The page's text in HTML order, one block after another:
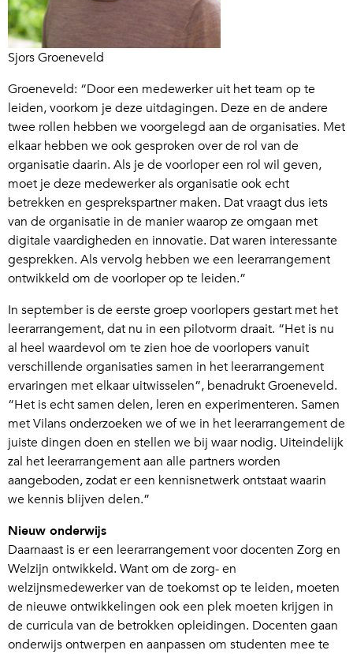
Sjors Groeneveld
Groeneveld: “Door een medewerker uit het team op te
leiden, voorkom je deze uitdagingen. Deze en de andere
twee rollen hebben we voorgelegd aan de organisaties. Met
elkaar hebben we ook gesproken over de rol van de
organisatie daarin. Als je de voorloper een rol wil geven,
moet je deze medewerker als organisatie ook echt
betrekken en gesprekspartner maken. Dat vraagt dus iets
van de organisatie in de manier waarop ze omgaan met
digitale vaardigheden en innovatie. Dat waren interessante
gesprekken. Als vervolg hebben we een leerarrangement
ontwikkeld om de voorloper op te leiden.”
In september is de eerste groep voorlopers gestart met het
leerarrangement, dat nu in een pilotvorm draait. “Het is nu
al heel waardevol om te zien hoe de voorlopers vanuit
verschillende organisaties samen in het leerarrangement
ervaringen met elkaar uitwisselen”, benadrukt Groeneveld.
“Het is echt samen delen, leren en experimenteren. Samen
met Vilans onderzoeken we of we in het leerarrangement de
juiste dingen doen en stellen we bij waar nodig. Uiteindelijk
zal het leerarrangement aan alle partners worden
aangeboden, zodat er een kennisnetwerk ontstaat waarin
we kennis blijven delen.”
Nieuw onderwijs
Daarnaast is er een leerarrangement voor docenten Zorg en
Welzijn ontwikkeld. Want om de zorg- en
welzijnsmedewerker van de toekomst op te leiden, moeten
de nieuwe ontwikkelingen ook een plek moeten krijgen in
de curricula van de betrokken opleidingen. Docenten gaan
onderwijs ontwerpen en aanpassen om studenten mee te